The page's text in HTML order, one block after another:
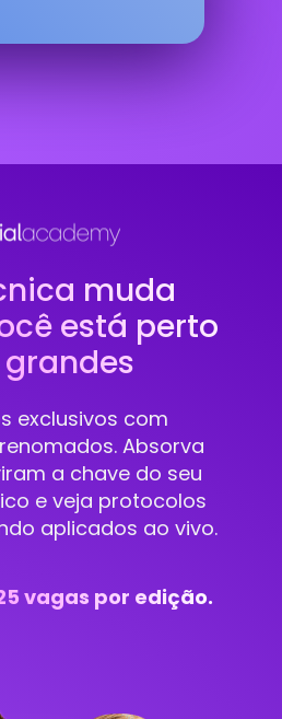
muda
está perto
exclusivos com
Absorva
a chave do seu
e veja protocolos
aplicados ao vivo.
vagas por edição.